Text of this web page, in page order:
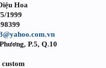
Hoa
1999
P.5, Q.10